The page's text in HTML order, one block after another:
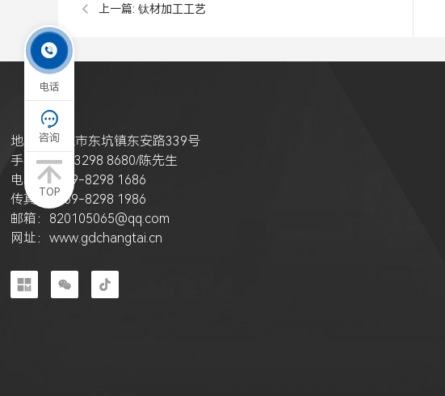
上一篇: 钛材加工工艺
地址：东莞市东坑镇东安路339号
手机：135 3298 8680/陈先生
电话：0769-8298 1686
传真：0769-8298 1986
邮箱：820105065@qq.com
网址：www.gdchangtai.cn
  

电话

咨询
TOP